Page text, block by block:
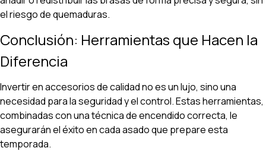
el riesgo de quemaduras.
Conclusión: Herramientas que Hacen la
Diferencia
Invertir en accesorios de calidad no es un lujo, sino una
necesidad para la seguridad y el control. Estas herramientas,
combinadas con una técnica de encendido correcta, le
asegurarán el éxito en cada asado que prepare esta
temporada.